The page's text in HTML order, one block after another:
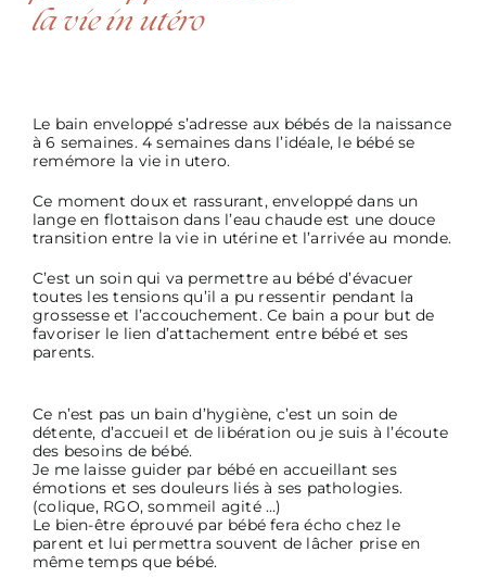
la vie in utéro
Le bain enveloppé s’adresse aux bébés de la naissance
à 6 semaines. 4 semaines dans l’idéale, le bébé se
remémore la vie in utero.
Ce moment doux et rassurant, enveloppé dans un
lange en flottaison dans l’eau chaude est une douce
transition entre la vie in utérine et l’arrivée au monde.
C’est un soin qui va permettre au bébé d’évacuer
toutes les tensions qu’il a pu ressentir pendant la
grossesse et l’accouchement. Ce bain a pour but de
favoriser le lien d’attachement entre bébé et ses
parents.
Ce n’est pas un bain d’hygiène, c’est un soin de
détente, d’accueil et de libération ou je suis à l’écoute
des besoins de bébé.
Je me laisse guider par bébé en accueillant ses
émotions et ses douleurs liés à ses pathologies.
(colique, RGO, sommeil agité …)
Le bien-être éprouvé par bébé fera écho chez le
parent et lui permettra souvent de lâcher prise en
même temps que bébé.